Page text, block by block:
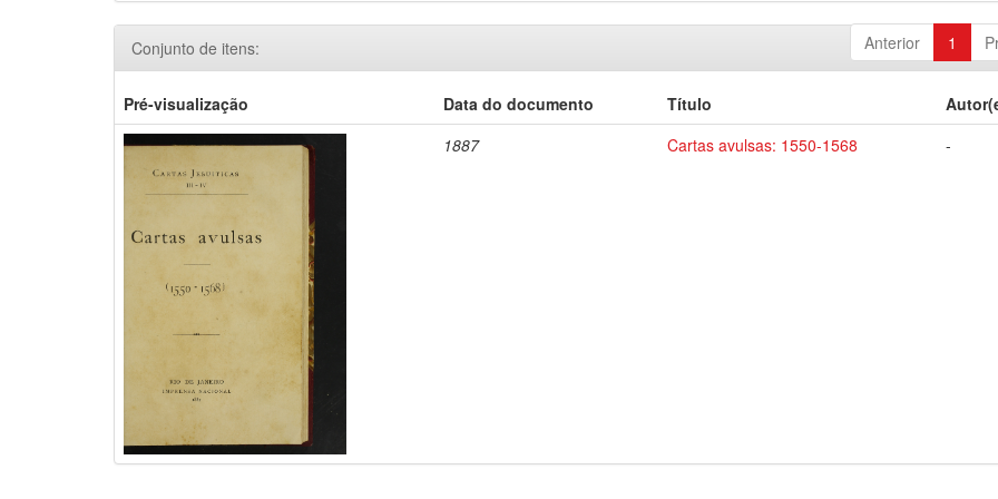
Anterior 1
Conjunto de itens:
Pré-visualização Data do documento Título
1887
Cartas avulsas: 1550-1568 -